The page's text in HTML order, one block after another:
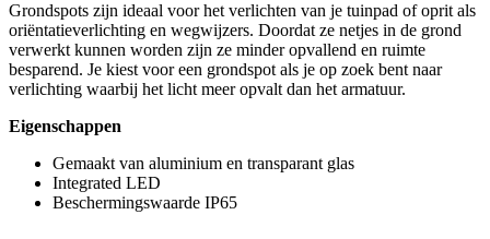
Grondspots zijn ideaal voor het verlichten van je tuinpad of oprit als
oriëntatieverlichting en wegwijzers. Doordat ze netjes in de grond
verwerkt kunnen worden zijn ze minder opvallend en ruimte
besparend. Je kiest voor een grondspot als je op zoek bent naar
verlichting waarbij het licht meer opvalt dan het armatuur.
Eigenschappen
Gemaakt van aluminium en transparant glas
Integrated LED
Beschermingswaarde IP65